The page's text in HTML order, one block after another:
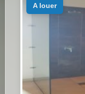
a louer